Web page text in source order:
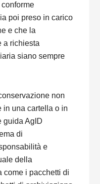
poi preso in carico
e che la
a richiesta
siano sempre
non
in una cartella o in
guida AgID
di
e
della
come i pacchetti di